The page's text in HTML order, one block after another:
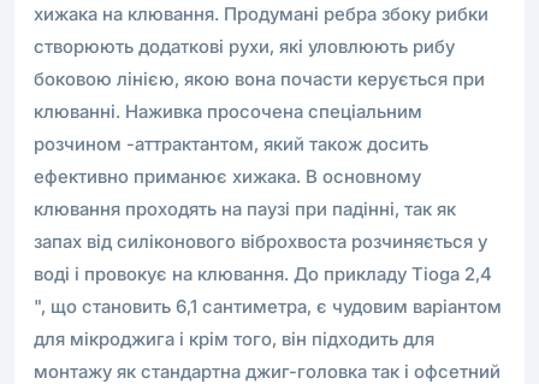
хижака на клювання. Продумані ребра збоку рибки
створюють додаткові рухи, які уловлюють рибу
боковою лінією, якою вона почасти керується при
клюванні. Наживка просочена спеціальним
розчином -аттрактантом, який також досить
ефективно приманює хижака. В основному
клювання проходять на паузі при падінні, так як
запах від силіконового віброхвоста розчиняється у
воді і провокує на клювання. До прикладу Tioga 2,4
", що становить 6,1 сантиметра, є чудовим варіантом
для мікроджига і крім того, він підходить для
монтажу як стандартна джиг-головка так і офсетний